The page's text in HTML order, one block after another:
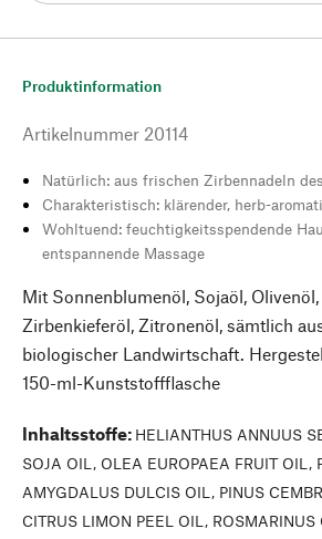
Produktinformation
Artikelnummer 20114
Natürlich: aus frischen Zirbennadeln
Charakteristisch: klärender, herb-
Wohltuend: feuchtigkeitsspendende
entspannende Massage
Mit Sonnenblumenöl, Sojaöl,
Zirbenkieferöl, Zitronenöl, sämtlich
biologischer Landwirtschaft.
150-ml-Kunststoffflasche
Inhaltsstoffe: HELIANTHUS ANNUUS
SOJA OIL, OLEA EUROPAEA FRUIT OIL,
AMYGDALUS DULCIS OIL, PINUS
CITRUS LIMON PEEL OIL,